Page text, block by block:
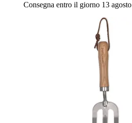
Consegna entro il giorno 13 agosto